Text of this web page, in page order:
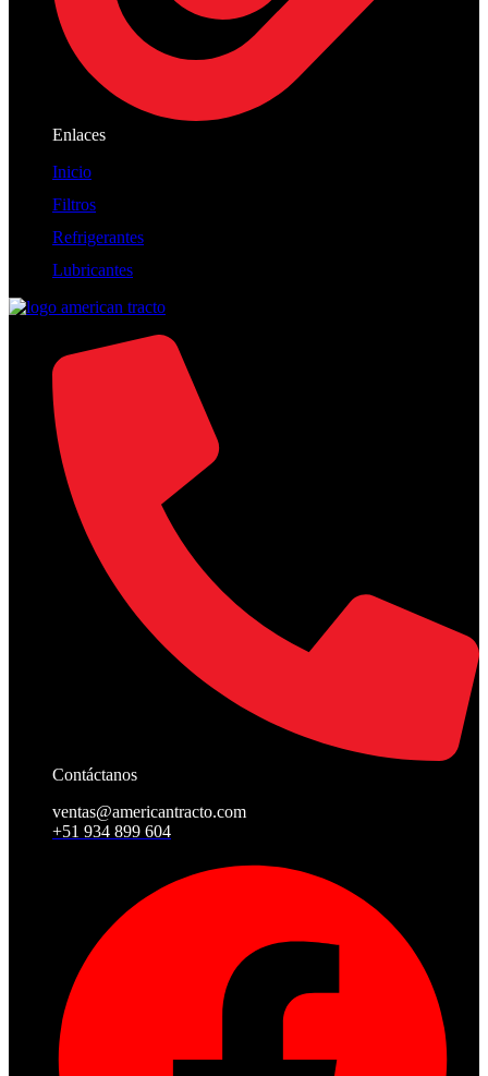
Enlaces
Inicio
Filtros
Refrigerantes
Lubricantes
Contáctanos
ventas@americantracto.com
+51 934 899 604